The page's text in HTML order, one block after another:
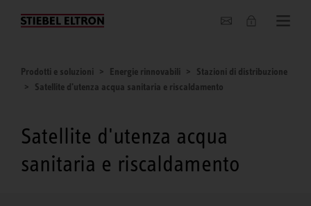
Chi siamo
Prodotti e soluzioni Energie rinnovabili
Stazioni di distribuzione
Satellite d'utenza acqua sanitaria e riscaldamento
Satellite d'utenza acqua
sanitaria e riscaldamento